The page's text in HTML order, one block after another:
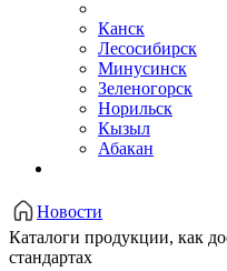
Канск
Лесосибирск
Минусинск
Зеленогорск
Норильск
Кызыл
Абакан
Новости
Каталоги продукции, как
стандартах